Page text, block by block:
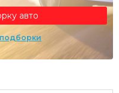
авто